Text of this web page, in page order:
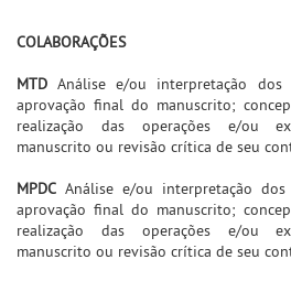
COLABORAÇÕES
MTD Análise e/ou interpretação dos
aprovação final do manuscrito;
realização das operações e/ou
manuscrito ou revisão crítica de seu
MPDC Análise e/ou interpretação
aprovação final do manuscrito;
realização das operações e/ou
manuscrito ou revisão crítica de seu